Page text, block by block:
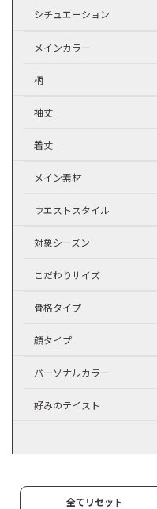
シチュエーション
メインカラー
柄
袖丈
着丈
メイン素材
ウエストスタイル
対象シーズン
こだわりサイズ
骨格タイプ
顔タイプ
パーソナルカラー
好みのテイスト
全てリセット